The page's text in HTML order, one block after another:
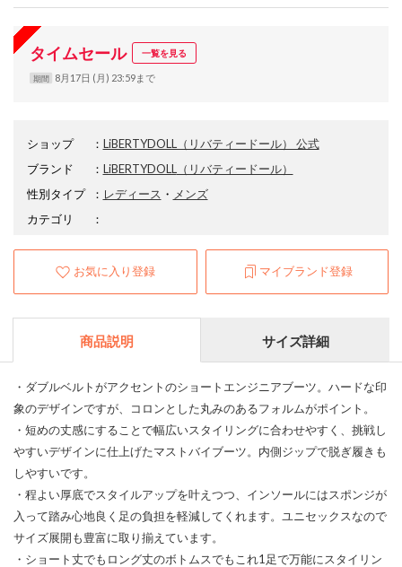
タイムセール 一覧を見る
期間 8月17日 (月) 23:59まで
ショップ ： LiBERTYDOLL（リバティードール） 公式
ブランド
： LiBERTYDOLL
（リバティードール）
性別タイプ
： レディース ・ メンズ
カテゴリ
：
お気に入り登録 マイブランド登録
商品説明 サイズ詳細
・ダブルベルトがアクセントのショートエンジニアブーツ。ハードな印
象のデザインですが、コロンとした丸みのあるフォルムがポイント。
・短めの丈感にすることで幅広いスタイリングに合わせやすく、挑戦し
やすいデザインに仕上げたマストバイブーツ。内側ジップで脱ぎ履きも
しやすいです。
・程よい厚底でスタイルアップを叶えつつ、インソールにはスポンジが
入って踏み心地良く足の負担を軽減してくれます。ユニセックスなので
サイズ展開も豊富に取り揃えています。
・ショート丈でもロング丈のボトムスでもこれ1足で万能にスタイリン